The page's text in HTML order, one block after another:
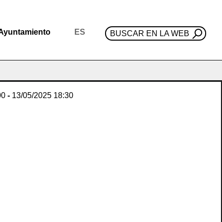
ES BUSCAR EN LA WEB
- 13/05/2025 18:30